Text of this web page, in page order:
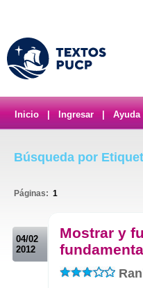
Inicio Ingresar Ayuda
Búsqueda por
Páginas: 1
04/02
2012
Mostrar y